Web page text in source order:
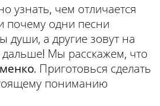
узнать, чем отличается
почему одни песни
души, а другие зовут на
Мы расскажем, что
. Приготовься сделать
пониманию